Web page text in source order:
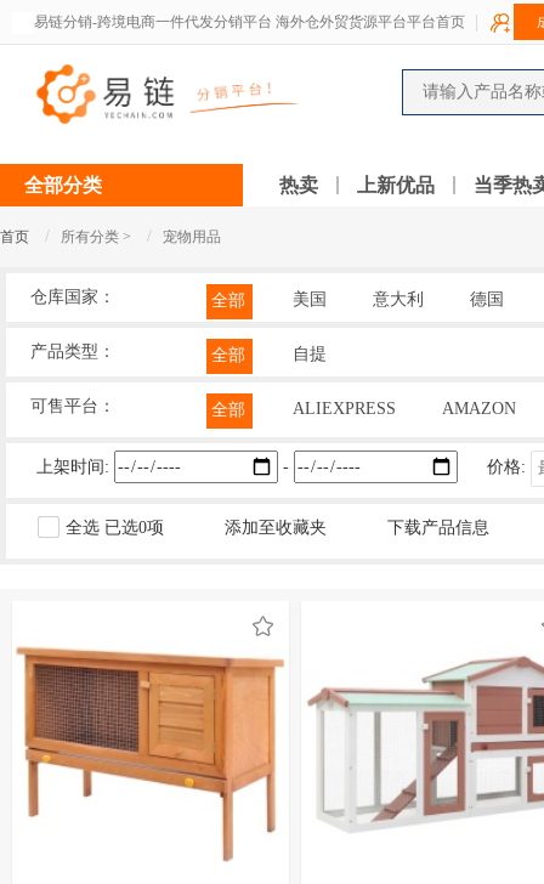
易链分销-跨境电商一件代发分销平台 海外仓外贸货源平台平台首页
全部分类 热卖 上新优品 当季热
首页 / 所有分类 > / 宠物用品
仓库国家： 全部 美国 意大利 德国
产品类型： 全部 自提
可售平台： 全部 ALIEXPRESS AMAZON
上架时间: - 价格:
全选 已选0项 添加至收藏夹 下载产品信息